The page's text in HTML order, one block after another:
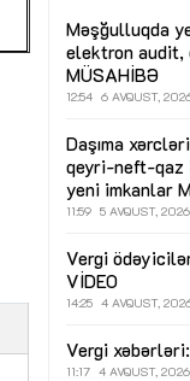
Məşğulluqda
elektron audit,
MÜSAHİBƏ
12:54 6 AVQUST,
Daşıma
qeyri-neft-qaz
yeni imkanlar
11:59 5 AVQUST, 2026
Vergi
VİDEO
14:25 4 AVQUST,
Vergi
11:17 4 AVQUST, 2026